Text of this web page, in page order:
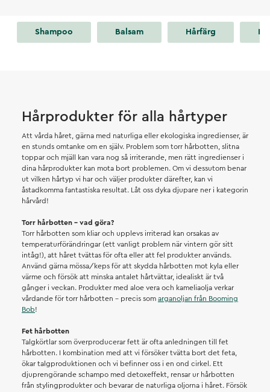
Shampoo Balsam Hårfärg
Hårprodukter för alla hårtyper
Att vårda håret, gärna med naturliga eller ekologiska ingredienser, är
en stunds omtanke om en själv. Problem som torr hårbotten, slitna
toppar och mjäll kan vara nog så irriterande, men rätt ingredienser i
dina hårprodukter kan mota bort problemen. Om vi dessutom benar
ut vilken hårtyp vi har och väljer produkter därefter, kan vi
åstadkomma fantastiska resultat. Låt oss dyka djupare ner i kategorin
hårvård!
Torr hårbotten – vad göra?
Torr hårbotten som kliar och upplevs irriterad kan orsakas av
temperaturförändringar (ett vanligt problem när vintern gör sitt
intåg!), att håret tvättas för ofta eller att fel produkter används.
Använd gärna mössa/keps för att skydda hårbotten mot kyla eller
värme och försök att minska antalet hårtvättar, idealiskt är två
gånger i veckan. Produkter med aloe vera och kameliaolja verkar
vårdande för torr hårbotten – precis som arganoljan från Booming
Bob!
Fet hårbotten
Talgkörtlar som överproducerar fett är ofta anledningen till fet
hårbotten. I kombination med att vi försöker tvätta bort det feta,
ökar talgproduktionen och vi befinner oss i en ond cirkel. Ett
djuprengörande schampo med detoxeffekt, rensar ur hårbotten
från stylingprodukter och bevarar de naturliga oljorna i håret. Försök